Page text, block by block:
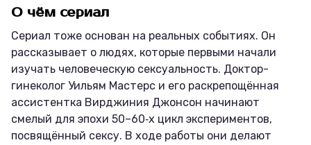
О чём сериал
Сериал тоже основан на реальных событиях. Он
рассказывает о людях, которые первыми начали
изучать человеческую сексуальность. Доктор-
гинеколог Уильям Мастерс и его раскрепощённая
ассистентка Вирджиния Джонсон начинают
смелый для эпохи 50–60‑х цикл экспериментов,
посвящённый сексу. В ходе работы они делают